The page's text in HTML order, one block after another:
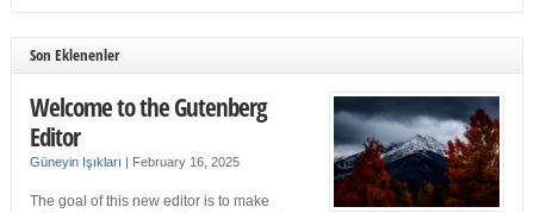
Son Eklenenler
Welcome to the Gutenberg
Editor
Güneyin Işıkları | February 16, 2025
The goal of this new editor is to make